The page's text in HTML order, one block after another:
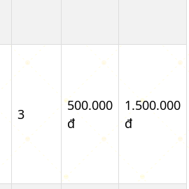
3
500.000
đ
1.500.000
đ